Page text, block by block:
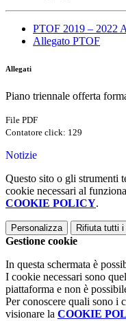
PTOF 2019 – 2022
Allegato PTOF
Allegati
Piano triennale offerta
File PDF
Contatore click: 129
Notizie
Questo sito o gli strumenti
cookie necessari al
COOKIE POLICY.
Personalizza Rifiuta tutti i
Gestione cookie
In questa schermata è
I cookie necessari sono
piattaforma e non è
Per conoscere quali sono i
visionare la COOKIE